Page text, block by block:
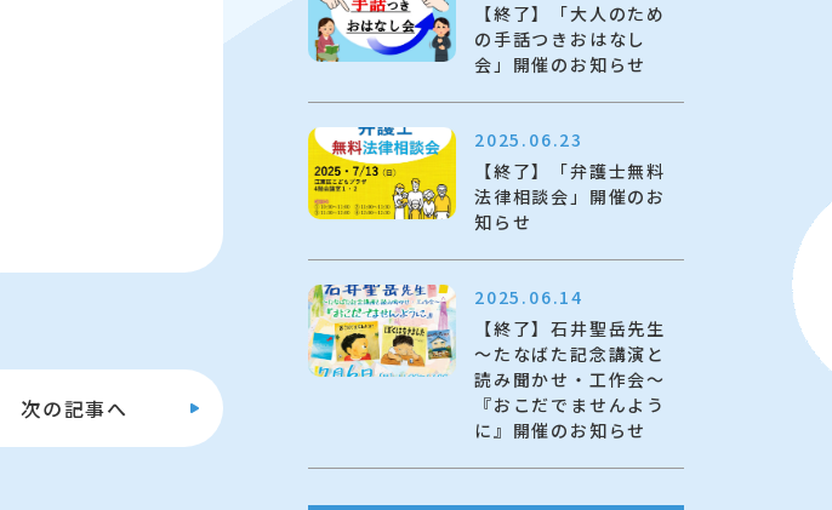
次の記事へ
【終了】「大人のため
の手話つきおはなし
会」開催のお知らせ
2025.06.23
【終了】「弁護士無料
法律相談会」開催のお
知らせ
2025.06.14
【終了】石井聖岳先生
～たなばた記念講演と
読み聞かせ・工作会～
『おこだでませんよう
に』開催のお知らせ